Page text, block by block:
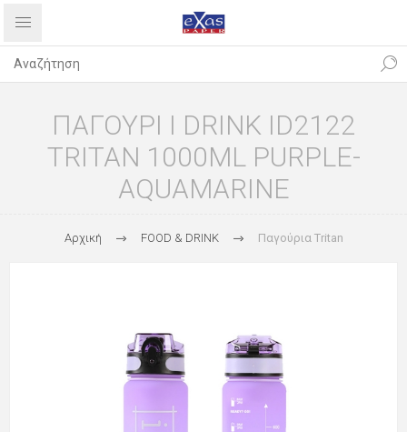
ΠΑΓΟΥΡΙ I DRINK ID2122
TRITAN 1000ML PURPLE-
AQUAMARINE
Αρχική FOOD & DRINK Παγούρια Tritan